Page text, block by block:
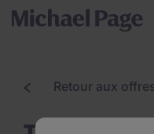
Retour aux